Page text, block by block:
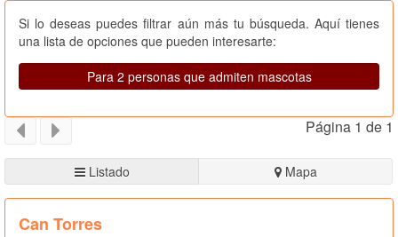
Si lo deseas puedes filtrar aún más tu búsqueda. Aquí tienes
una lista de opciones que pueden interesarte:
Para 2 personas que admiten mascotas
Página 1 de 1
Listado Mapa
Can Torres